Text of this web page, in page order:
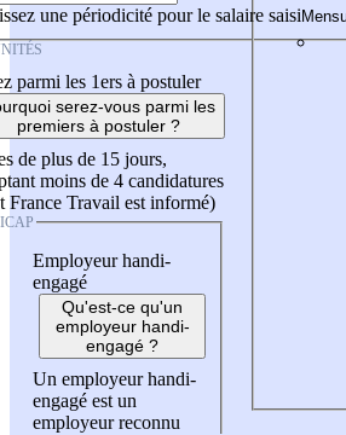
une périodicité pour le salaire saisi
parmi les 1ers à postuler
serez-vous parmi les
premiers à postuler ?
de plus de 15 jours,
moins de 4 candidatures
France Travail est informé)
Employeur handi-
engagé
Qu'est-ce qu'un
employeur handi-
engagé ?
Un employeur handi-
engagé est un
employeur reconnu